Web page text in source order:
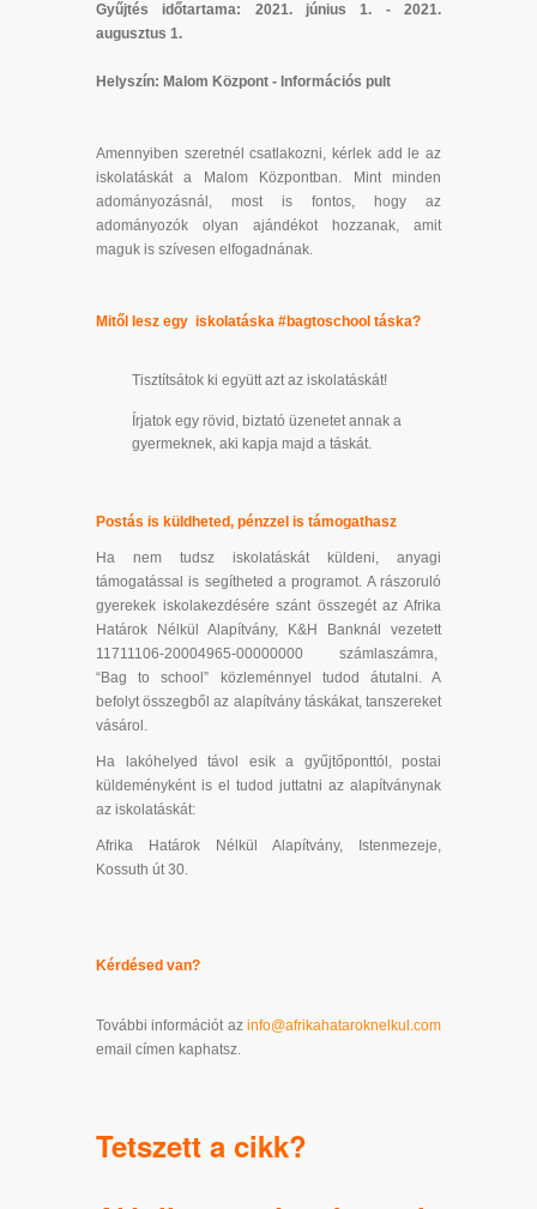
Gyűjtés időtartama: 2021. június 1. - 2021.
augusztus 1.
Helyszín: Malom Központ - Információs pult
Amennyiben szeretnél csatlakozni, kérlek add le az
iskolatáskát a Malom Központban. Mint minden
adományozásnál, most is fontos, hogy az
adományozók olyan ajándékot hozzanak, amit
maguk is szívesen elfogadnának.
Mitől lesz egy iskolatáska #bagtoschool táska?
Tisztítsátok ki együtt azt az iskolatáskát!
Írjatok egy rövid, biztató üzenetet annak a
gyermeknek, aki kapja majd a táskát.
Postás is küldheted, pénzzel is támogathasz
Ha nem tudsz iskolatáskát küldeni, anyagi
támogatással is segítheted a programot. A rászoruló
gyerekek iskolakezdésére szánt összegét az Afrika
Határok Nélkül Alapítvány, K&H Banknál vezetett
11711106-20004965-00000000 számlaszámra,
“Bag to school” közleménnyel tudod átutalni. A
befolyt összegből az alapítvány táskákat, tanszereket
vásárol.
Ha lakóhelyed távol esik a gyűjtőponttól, postai
küldeményként is el tudod juttatni az alapítványnak
az iskolatáskát:
Afrika Határok Nélkül Alapítvány, Istenmezeje,
Kossuth út 30.
Kérdésed van?
További információt az info@afrikahataroknelkul.com
email címen kaphatsz.
Tetszett a cikk?